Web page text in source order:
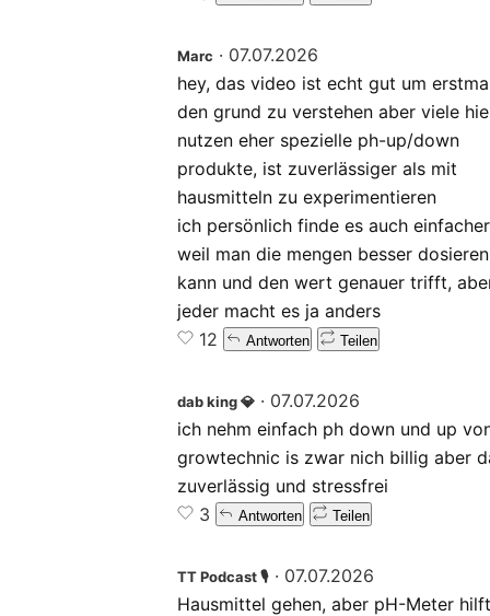
Marc · 07.07.2026
hey, das video ist echt gut um
den grund zu verstehen aber viele
nutzen eher spezielle ph-up/down
produkte, ist zuverlässiger als mit
hausmitteln zu experimentieren
ich persönlich finde es auch
weil man die mengen besser dosieren
kann und den wert genauer trifft,
jeder macht es ja anders
12
Antworten Teilen
dab king 💎 · 07.07.2026
ich nehm einfach ph down und up
growtechnic is zwar nich billig aber
zuverlässig und stressfrei
3
Antworten Teilen
TT Podcast 🎙 · 07.07.2026
Hausmittel gehen, aber pH-Meter